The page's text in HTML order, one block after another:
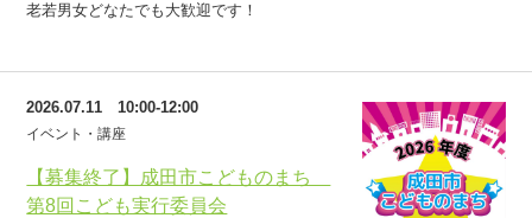
老若男女どなたでも大歓迎です！
【募集終了】成田市こどものまち
第8回こども実行委員会
2026.07.11 10:00-12:00
イベント・講座